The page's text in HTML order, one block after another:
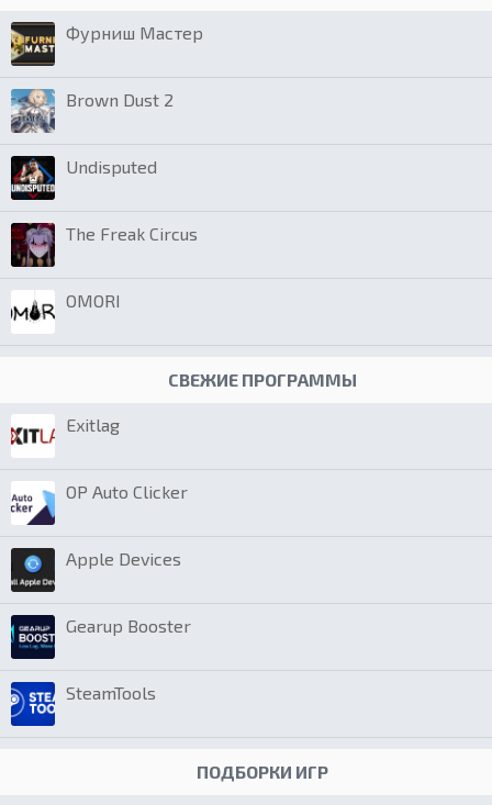
Фурниш Мастер
Brown Dust 2
Undisputed
The Freak Circus
OMORI
СВЕЖИЕ ПРОГРАММЫ
Exitlag
OP Auto Clicker
Apple Devices
Gearup Booster
SteamTools
ПОДБОРКИ ИГР